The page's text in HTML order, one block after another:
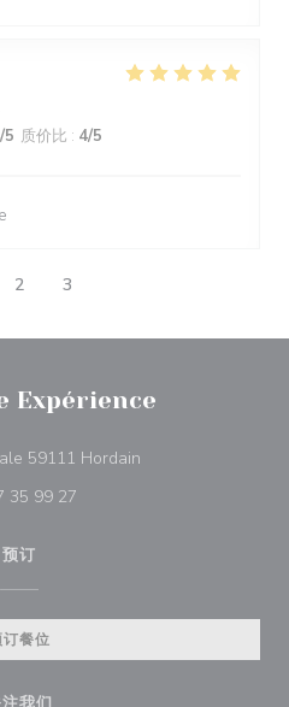
/5 质价比 : 4/5
2 3
Expérience
59111 Hordain
35 99 27
预订
订餐位